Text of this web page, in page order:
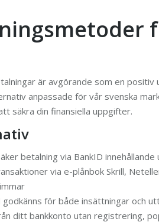
är avgörande som en
anpassade för vår svenska
säkra din finansiella uppgifter.
betalning via BankID
via e-plånbok Skrill,
godkänns för både insättningar och
ditt bankkonto utan registrering,